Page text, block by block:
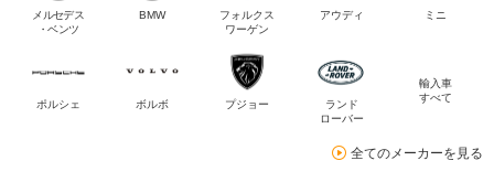
メルセデス
・ベンツ
BMW
フォルクス
ワーゲン
アウディ ミニ
ポルシェ ボルボ プジョー
ランド
ローバー
輸入車
すべて
全てのメーカーを見る